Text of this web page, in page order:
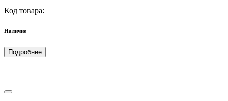
Код товара:
Наличие
Подробнее